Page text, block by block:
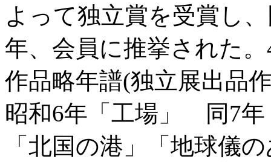
よって独立賞を受賞し
年、会員に推挙された
作品略年譜(独立展出品
昭和6年「工場」 同7
「北国の港」「地球儀